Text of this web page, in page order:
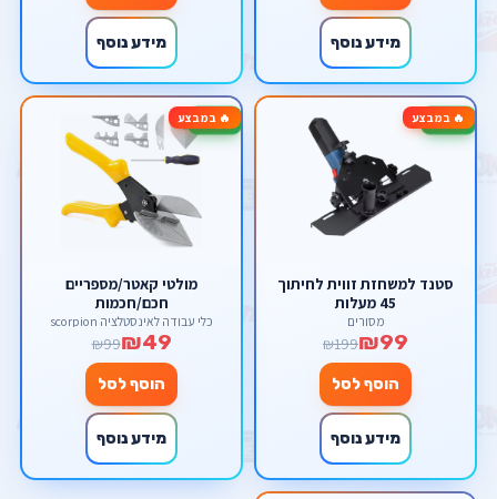
מידע נוסף מידע נוסף
🔥 במבצע-50%
סטנד למשחזת זווית לחיתוך
45 מעלות
מסורים
₪99
₪199
הוסף לסל
מידע נוסף
🔥 במבצע-51%
מולטי קאטר/מספריים
חכם/חכמות
כלי עבודה לאינסטלציה scorpion
₪49
₪99
הוסף לסל
מידע נוסף